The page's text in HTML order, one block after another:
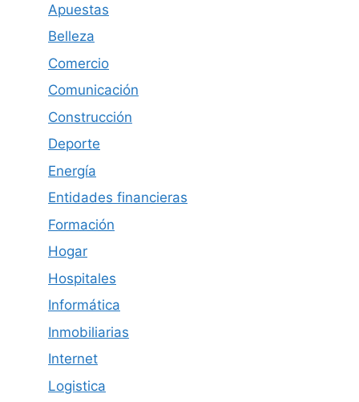
Apuestas
Belleza
Comercio
Comunicación
Construcción
Deporte
Energía
Entidades financieras
Formación
Hogar
Hospitales
Informática
Inmobiliarias
Internet
Logistica